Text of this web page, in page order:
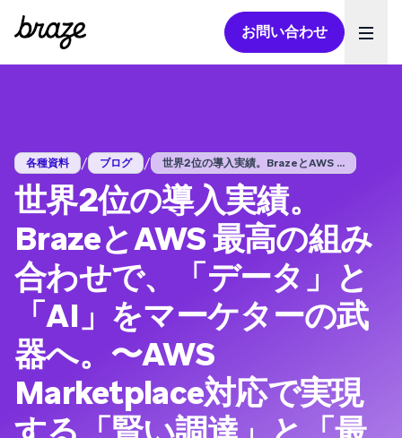
お問い合わせ
各種資料 / ブログ / 世界２位の導入実績。BrazeとAWS ...
世界２位の導入実績。
BrazeとAWS 最高の組み
合わせで、「データ」と
「AI」をマーケターの武
器へ。〜AWS
Marketplace対応で実現